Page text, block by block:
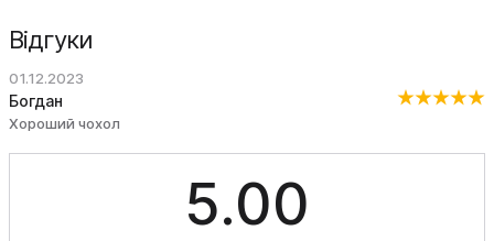
Відгуки
01.12.2023
Богдан
Хороший чохол
5.00